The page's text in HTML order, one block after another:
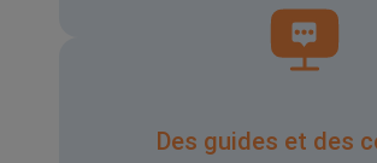
Des guides et des